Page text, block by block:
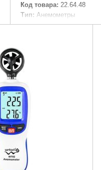
Код товара: 22.64.48
Тип: Анемометры
Тип датчика: Встроенный
Диапазон температуры:
Диапазон скорости:
Точность, +-мм/м:
Размеры:
Вес: